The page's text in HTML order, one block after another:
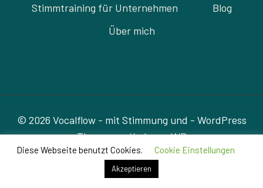
Stimmtraining für Unternehmen
Blog
Über mich
© 2026 Vocalflow - mit Stimmung und - WordPress
Theme vonKadence WP
Diese Webseite benutzt Cookies. Cookie Einstellungen
Akzeptieren